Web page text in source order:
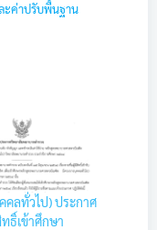
ะค่าปรับพื้นฐาน
คลทั่วไป) ประกาศ
ธิ์เข้าศึกษา